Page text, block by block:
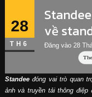
28
TH6
về
Đăng vào 28
Standeeđóng vai trò quan
ảnh và truyền tải thông